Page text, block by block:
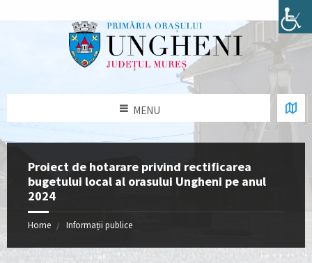
MENU
Proiect de hotarare privind rectificarea
bugetului local al orasului Ungheni pe anul
2024
Home Informații publice